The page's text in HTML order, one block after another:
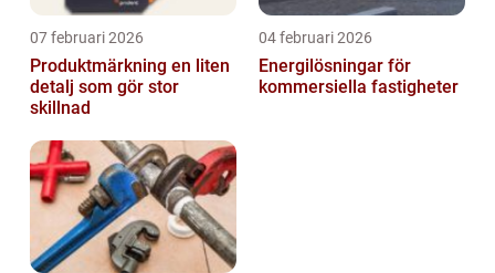
07 februari 2026
Produktmärkning en liten
detalj som gör stor
skillnad
04 februari 2026
Energilösningar för
kommersiella fastigheter